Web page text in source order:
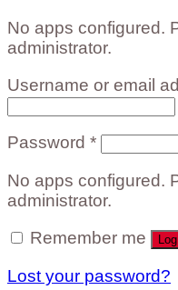
No apps configured.
administrator.
Username or email
Password *
No apps configured.
administrator.
Remember me
Lost your password?